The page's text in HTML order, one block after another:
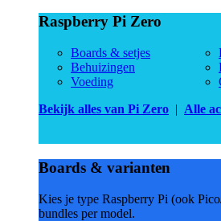
Raspberry Pi Zero
Boards & setjes
Behuizingen
Voeding
Bekijk alles van Pi Zero | Alle
Boards & varianten
Kies je type Raspberry Pi (ook
bundles per model.